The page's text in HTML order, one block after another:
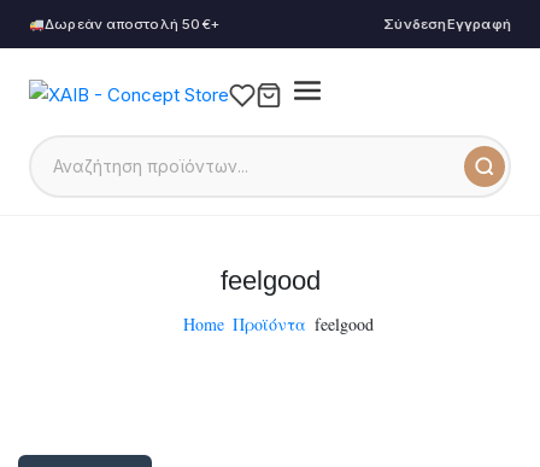
Δωρεάν αποστολή 50€+ ΣύνδεσηΕγγραφή
feelgood
Home Προϊόντα feelgood